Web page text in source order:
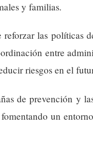
y familias.
las políticas
entre
riesgos en el
de prevención y
un